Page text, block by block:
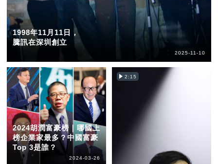
1998年11月11日，
騰訊在深圳創立
2025-11-10
2024胡潤富豪榜｜哪國上
榜企業家最多？中國富豪
Top 3是誰？
2024-03-26
2:15